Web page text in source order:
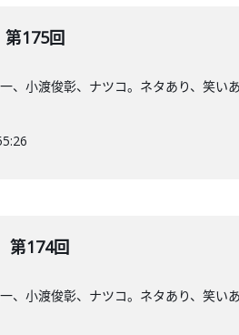
175回
、小渡俊彰、ナツコ。ネタあり、笑い
第174回
、小渡俊彰、ナツコ。ネタあり、笑い